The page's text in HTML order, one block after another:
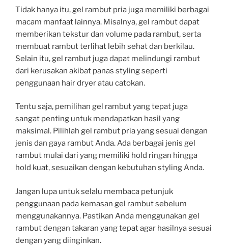
Tidak hanya itu, gel rambut pria juga memiliki berbagai
macam manfaat lainnya. Misalnya, gel rambut dapat
memberikan tekstur dan volume pada rambut, serta
membuat rambut terlihat lebih sehat dan berkilau.
Selain itu, gel rambut juga dapat melindungi rambut
dari kerusakan akibat panas styling seperti
penggunaan hair dryer atau catokan.
Tentu saja, pemilihan gel rambut yang tepat juga
sangat penting untuk mendapatkan hasil yang
maksimal. Pilihlah gel rambut pria yang sesuai dengan
jenis dan gaya rambut Anda. Ada berbagai jenis gel
rambut mulai dari yang memiliki hold ringan hingga
hold kuat, sesuaikan dengan kebutuhan styling Anda.
Jangan lupa untuk selalu membaca petunjuk
penggunaan pada kemasan gel rambut sebelum
menggunakannya. Pastikan Anda menggunakan gel
rambut dengan takaran yang tepat agar hasilnya sesuai
dengan yang diinginkan.